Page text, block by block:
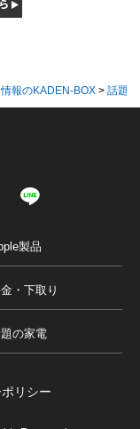
報のKADEN-BOX > 話題
製品
・下取り
の家電
リシー